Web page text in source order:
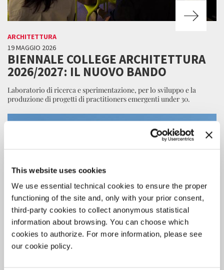
This website uses cookies
We use essential technical cookies to ensure the proper
functioning of the site and, only with your prior consent,
third-party cookies to collect anonymous statistical
information about browsing. You can choose which
cookies to authorize. For more information, please see
our cookie policy.
ARCHITETTURA
19 MAGGIO 2026
BIENNALE COLLEGE ARCHITETTURA
2026/2027: IL NUOVO BANDO
Laboratorio di ricerca e sperimentazione, per lo sviluppo e la
produzione di progetti di practitioners emergenti under 30.